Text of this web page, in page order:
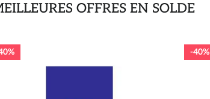
OFFRES EN SOLDE
40%